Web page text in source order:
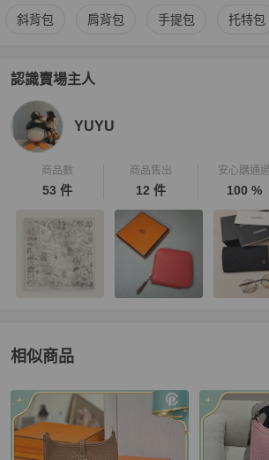
更多Hermès 女包相似商品推薦
斜背包 肩背包 手提包 托特包
認識賣場主人
PopChill 拍拍圈嚴選賣家
YUYU
商品數
53 件
商品售出
12 件
安心購通過
100 %
相似商品
更多相似Hermès女包推薦精品